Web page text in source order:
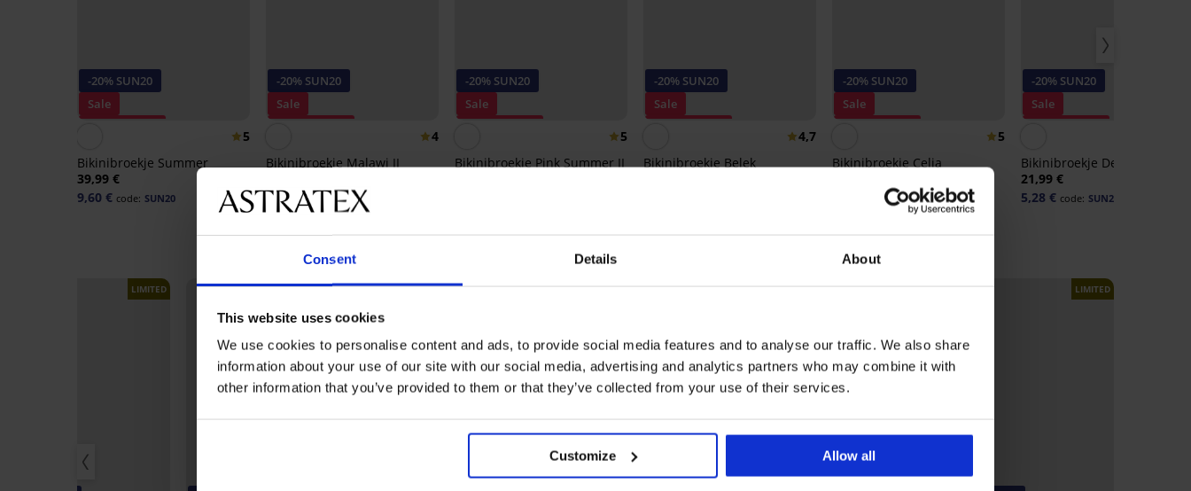
Consent Details About
This website uses cookies
We use cookies to personalise content and ads, to provide social media features and to analyse our traffic. We also share
information about your use of our site with our social media, advertising and analytics partners who may combine it with
other information that you’ve provided to them or that they’ve collected from your use of their services.
Customize Allow all
-20% SUN20
Sale
5
Bikinibroekje Summer
39,99 €
9,60 € code: SUN20
-20% SUN20
Sale
4
Bikinibroekje Malawi II
9,84 € code: SUN20
-20% SUN20
Sale
5
Bikinibroekje Pink Summer II
-20% SUN20
Sale
4,7
Bikinibroekje Belek
-20% SUN20
Sale
5
Bikinibroekje Celia
code: SUN20
-20% SUN20
Sale
Bikinibroekje Delmonico
21,99 €
5,28 € code: SUN20
Ontdek vergelijkbare stukken
LIMITED LIMITED LIMITED LIMITED LIMITED LIMITED